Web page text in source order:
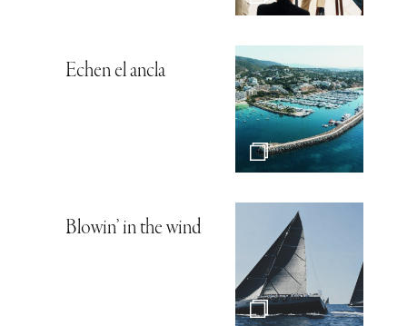
Echen el ancla
Blowin’ in the wind